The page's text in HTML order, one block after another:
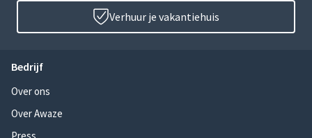
Verhuur je vakantiehuis
Bedrijf
Over ons
Over Awaze